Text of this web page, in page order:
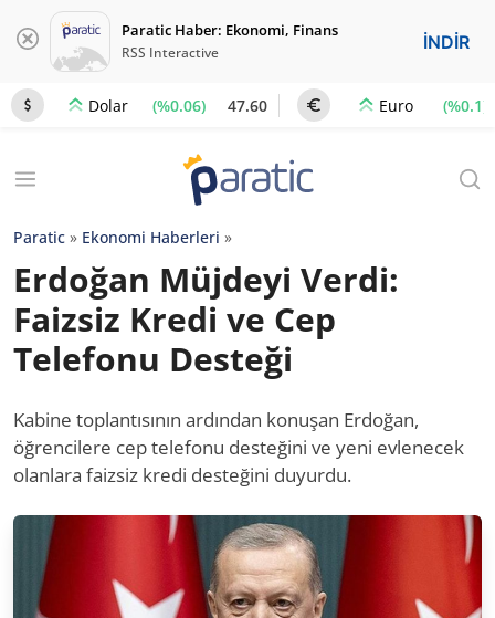
Paratic Haber: Ekonomi, Finans
RSS Interactive İNDİR
Dolar (%0.06) 47.60 Euro (%0.1)
Paratic » Ekonomi Haberleri »
Erdoğan Müjdeyi Verdi:
Faizsiz Kredi ve Cep
Telefonu Desteği
Kabine toplantısının ardından konuşan Erdoğan,
öğrencilere cep telefonu desteğini ve yeni evlenecek
olanlara faizsiz kredi desteğini duyurdu.